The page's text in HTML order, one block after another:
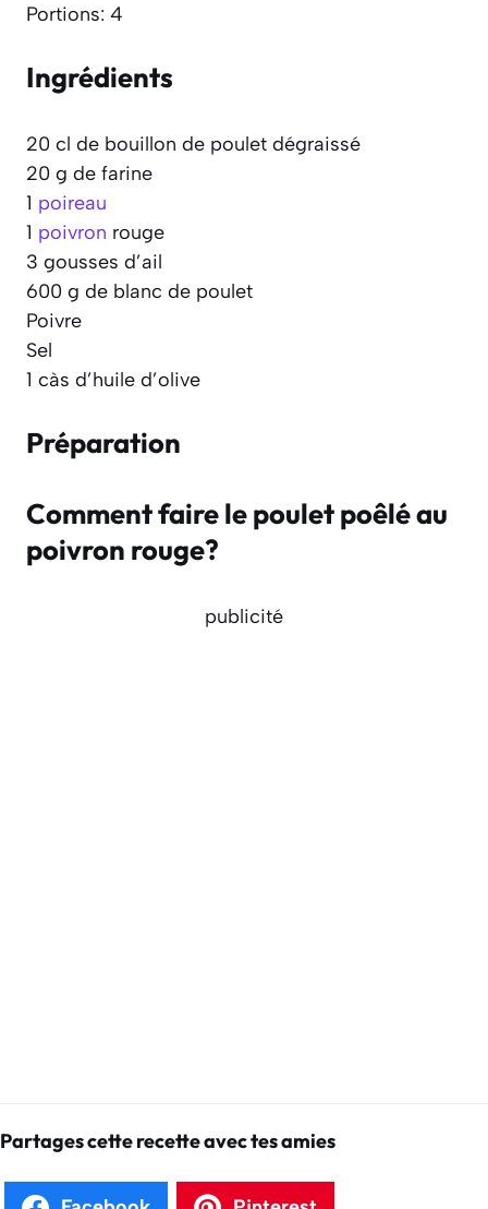
Portions: 4
Ingrédients
20 cl de bouillon de poulet dégraissé
20 g de farine
1 poireau
1 poivron rouge
3 gousses d’ail
600 g de blanc de poulet
Poivre
Sel
1 càs d’huile d’olive
Préparation
Comment faire le poulet poêlé au
poivron rouge?
publicité
Partages cette recette avec tes amies